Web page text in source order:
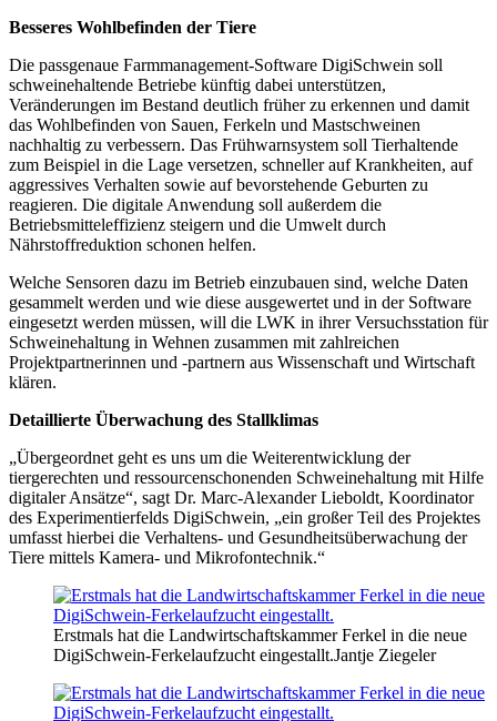
Besseres Wohlbefinden der Tiere
Die passgenaue Farmmanagement-Software DigiSchwein soll
schweinehaltende Betriebe künftig dabei unterstützen,
Veränderungen im Bestand deutlich früher zu erkennen und damit
das Wohlbefinden von Sauen, Ferkeln und Mastschweinen
nachhaltig zu verbessern. Das Frühwarnsystem soll Tierhaltende
zum Beispiel in die Lage versetzen, schneller auf Krankheiten, auf
aggressives Verhalten sowie auf bevorstehende Geburten zu
reagieren. Die digitale Anwendung soll außerdem die
Betriebsmitteleffizienz steigern und die Umwelt durch
Nährstoffreduktion schonen helfen.
Welche Sensoren dazu im Betrieb einzubauen sind, welche Daten
gesammelt werden und wie diese ausgewertet und in der Software
eingesetzt werden müssen, will die LWK in ihrer Versuchsstation für
Schweinehaltung in Wehnen zusammen mit zahlreichen
Projektpartnerinnen und -partnern aus Wissenschaft und Wirtschaft
klären.
Detaillierte Überwachung des Stallklimas
„Übergeordnet geht es uns um die Weiterentwicklung der
tiergerechten und ressourcenschonenden Schweinehaltung mit Hilfe
digitaler Ansätze“, sagt Dr. Marc-Alexander Lieboldt, Koordinator
des Experimentierfelds DigiSchwein, „ein großer Teil des Projektes
umfasst hierbei die Verhaltens- und Gesundheitsüberwachung der
Tiere mittels Kamera- und Mikrofontechnik.“
Erstmals hat die Landwirtschaftskammer Ferkel in die neue
DigiSchwein-Ferkelaufzucht eingestallt.Jantje Ziegeler